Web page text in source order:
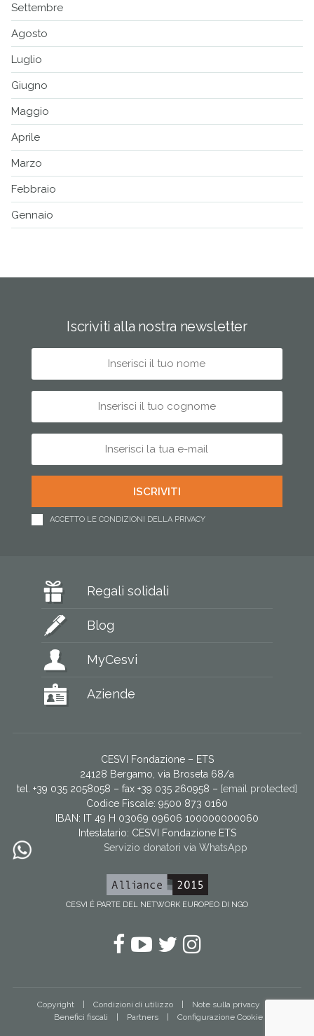
Settembre
Agosto
Luglio
Giugno
Maggio
Aprile
Marzo
Febbraio
Gennaio
Iscriviti alla nostra newsletter
ACCETTO LE CONDIZIONI DELLA PRIVACY
Regali solidali
Blog
MyCesvi
Aziende
CESVI Fondazione – ETS
24128 Bergamo, via Broseta 68/a
tel. +39 035 2058058 – fax +39 035 260958 – [email protected]
Codice Fiscale: 9500 873 0160
IBAN: IT 49 H 03069 09606 100000000060
Intestatario: CESVI Fondazione ETS
Servizio donatori via WhatsApp
CESVI È PARTE DEL NETWORK EUROPEO DI NGO
Facebook
YouTube
Twitter
Instagram
Copyright Condizioni di utilizzo
Note sulla privacy
Benefici fiscali
Partners Configurazione Cookie